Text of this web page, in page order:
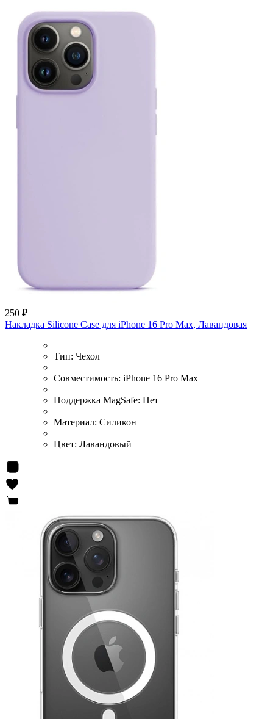
250 ₽
Накладка Silicone Case для iPhone 16 Pro Max, Лавандовая
Тип: Чехол
Совместимость: iPhone 16 Pro Max
Поддержка MagSafe: Нет
Материал: Силикон
Цвет: Лавандовый